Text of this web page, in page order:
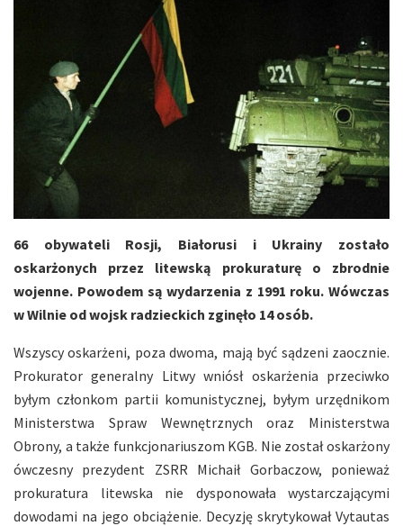
66 obywateli Rosji, Białorusi i Ukrainy zostało
oskarżonych przez litewską prokuraturę o zbrodnie
wojenne. Powodem są wydarzenia z 1991 roku. Wówczas
w Wilnie od wojsk radzieckich zginęło 14 osób.
Wszyscy oskarżeni, poza dwoma, mają być sądzeni zaocznie.
Prokurator generalny Litwy wniósł oskarżenia przeciwko
byłym członkom partii komunistycznej, byłym urzędnikom
Ministerstwa Spraw Wewnętrznych oraz Ministerstwa
Obrony, a także funkcjonariuszom KGB. Nie został oskarżony
ówczesny prezydent ZSRR Michaił Gorbaczow, ponieważ
prokuratura litewska nie dysponowała wystarczającymi
dowodami na jego obciążenie. Decyzję skrytykował Vytautas